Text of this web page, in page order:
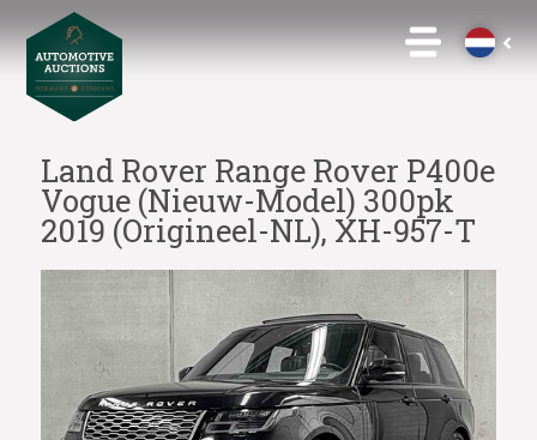
Land Rover Range Rover P400e
Vogue (Nieuw-Model) 300pk
2019 (Origineel-NL), XH-957-T